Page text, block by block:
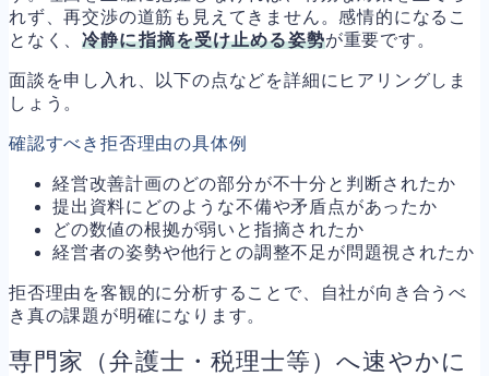
れず、再交渉の道筋も見えてきません。感情的になるこ
となく、冷静に指摘を受け止める姿勢が重要です。
面談を申し入れ、以下の点などを詳細にヒアリングしま
しょう。
確認すべき拒否理由の具体例
経営改善計画のどの部分が不十分と判断されたか
提出資料にどのような不備や矛盾点があったか
どの数値の根拠が弱いと指摘されたか
経営者の姿勢や他行との調整不足が問題視されたか
拒否理由を客観的に分析することで、自社が向き合うべ
き真の課題が明確になります。
専門家（弁護士・税理士等）へ速やかに